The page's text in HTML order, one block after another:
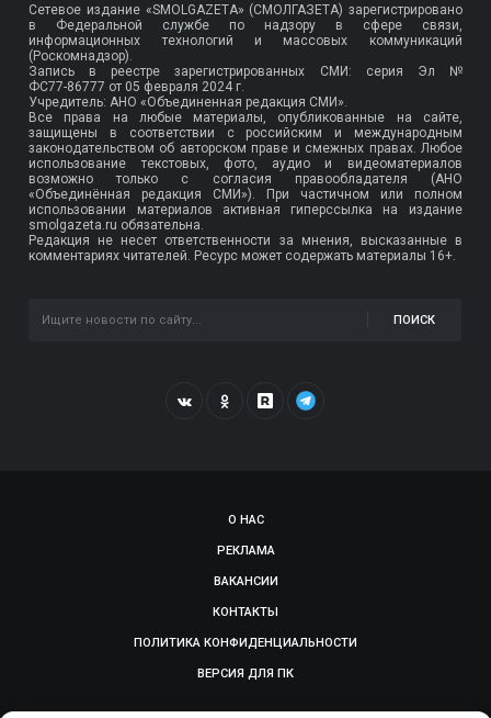
Сетевое издание «SMOLGAZETA» (СМОЛГАЗЕТА) зарегистрировано
в Федеральной службе по надзору в сфере связи,
информационных технологий и массовых коммуникаций
(Роскомнадзор).
Запись в реестре зарегистрированных СМИ: серия Эл №
ФС77-86777 от 05 февраля 2024 г.
Учредитель: АНО «Объединенная редакция СМИ».
Все права на любые материалы, опубликованные на сайте,
защищены в соответствии с российским и международным
законодательством об авторском праве и смежных правах. Любое
использование текстовых, фото, аудио и видеоматериалов
возможно только с согласия правообладателя (АНО
«Объединённая редакция СМИ»). При частичном или полном
использовании материалов активная гиперссылка на издание
smolgazeta.ru обязательна.
Редакция не несет ответственности за мнения, высказанные в
комментариях читателей. Ресурс может содержать материалы 16+.
ПОИСК
О НАС
РЕКЛАМА
ВАКАНСИИ
КОНТАКТЫ
ПОЛИТИКА КОНФИДЕНЦИАЛЬНОСТИ
ВЕРСИЯ ДЛЯ ПК